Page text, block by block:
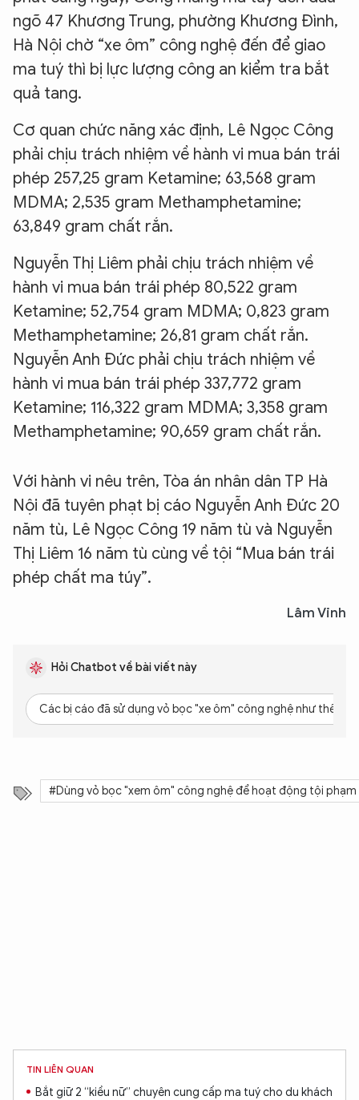
ngõ 47 Khương Trung, phường Khương Đình,
Hà Nội chờ “xe ôm” công nghệ đến để giao
ma tuý thì bị lực lượng công an kiểm tra bắt
quả tang.
Cơ quan chức năng xác định, Lê Ngọc Công
phải chịu trách nhiệm về hành vi mua bán trái
phép 257,25 gram Ketamine; 63,568 gram
MDMA; 2,535 gram Methamphetamine;
63,849 gram chất rắn.
Nguyễn Thị Liêm phải chịu trách nhiệm về
hành vi mua bán trái phép 80,522 gram
Ketamine; 52,754 gram MDMA; 0,823 gram
Methamphetamine; 26,81 gram chất rắn.
Nguyễn Anh Đức phải chịu trách nhiệm về
hành vi mua bán trái phép 337,772 gram
Ketamine; 116,322 gram MDMA; 3,358 gram
Methamphetamine; 90,659 gram chất rắn.
Với hành vi nêu trên, Tòa án nhân dân TP Hà
Nội đã tuyên phạt bị cáo Nguyễn Anh Đức 20
năm tù, Lê Ngọc Công 19 năm tù và Nguyễn
Thị Liêm 16 năm tù cùng về tội “Mua bán trái
phép chất ma túy”.
Lâm Vinh
Hỏi Chatbot về bài viết này
Các bị cáo đã sử dụng vỏ bọc "xe ôm" công nghệ như thế
#Dùng vỏ bọc "xem ôm" công nghệ để hoạt động tội phạm
TIN LIÊN QUAN
Bắt giữ 2 “kiều nữ” chuyên cung cấp ma tuý cho du khách